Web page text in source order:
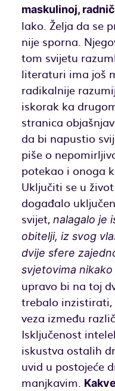
maskulinoj,
lako. Želja da se
nije sporna.
tom svijetu
literaturi ima još
radikalnije
iskorak ka
stranica
da bi napustio
piše o
potekao i onoga
Uključiti se u
događalo
svijet, nalagalo je
obitelji, iz svog
dvije sfere
svjetovima
upravo bi na toj
trebalo inzistirati,
veza između
Isključenost
iskustva ostalih
uvid u postojeće
manjkavim.